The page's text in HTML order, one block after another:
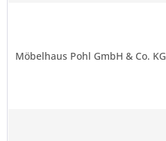
Möbelhaus Pohl GmbH & Co. KG